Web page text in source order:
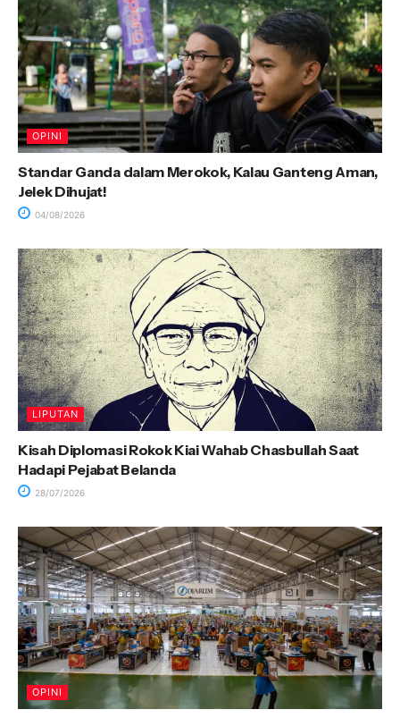
OPINI
Standar Ganda dalam Merokok, Kalau Ganteng Aman,
Jelek Dihujat!
04/08/2026
LIPUTAN
Kisah Diplomasi Rokok Kiai Wahab Chasbullah Saat
Hadapi Pejabat Belanda
28/07/2026
OPINI